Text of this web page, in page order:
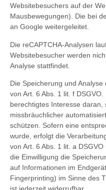
Websitebesuchers auf der
Mausbewegungen). Die bei
an Google weitergeleitet.
Die reCAPTCHA-Analysen
Websitebesucher werden
Analyse stattfindet.
Die Speicherung und
von Art. 6 Abs. 1 lit. f
berechtigtes Interesse
missbräuchlicher
schützen. Sofern eine
wurde, erfolgt die
von Art. 6 Abs. 1 lit. a
die Einwilligung die
auf Informationen im
Fingerprinting) im Sinne des